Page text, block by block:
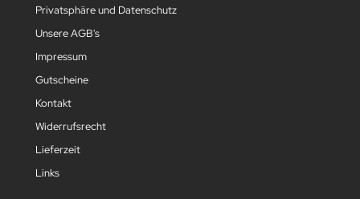
Privatsphäre und Datenschutz
Unsere AGB's
Impressum
Gutscheine
Kontakt
Widerrufsrecht
Lieferzeit
Links